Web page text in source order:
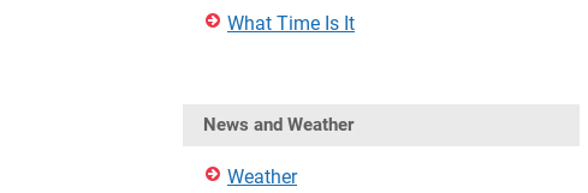
What Time Is It
News and Weather
Weather